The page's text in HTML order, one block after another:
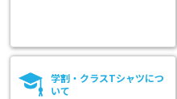
学割・クラスTシャツにつ
いて